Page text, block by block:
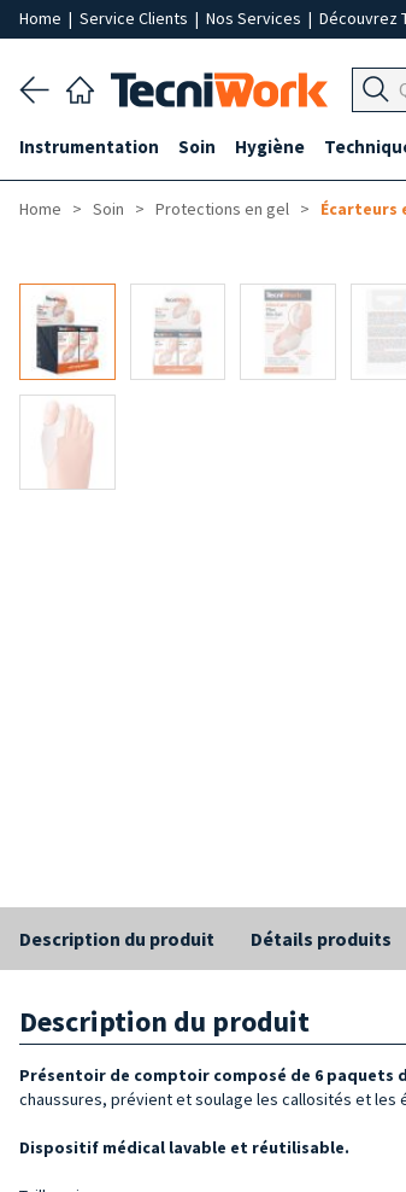
Home | Service Clients | Nos Services | Découvrez
Instrumentation Soin Hygiène
Home Soin Protections en gel
Description du produit Détails produits
Description du produit
Présentoir de comptoir composé de 6 paquets
chaussures, prévient et soulage les callosités et les
Dispositif médical lavable et réutilisable.